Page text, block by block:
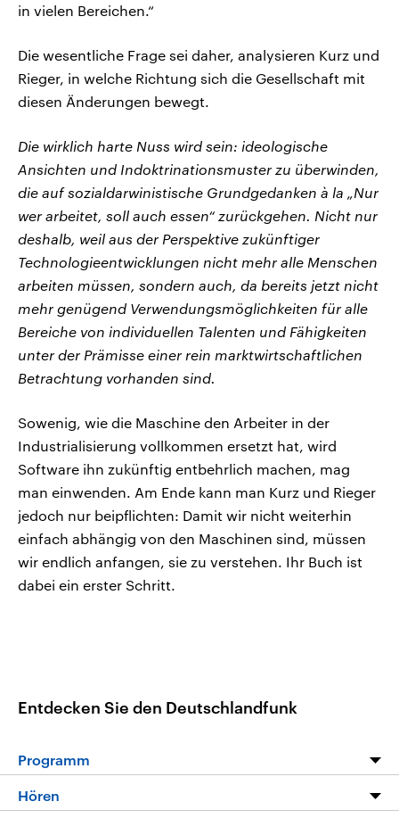
in vielen Bereichen.“
Die wesentliche Frage sei daher, analysieren Kurz und
Rieger, in welche Richtung sich die Gesellschaft mit
diesen Änderungen bewegt.
Die wirklich harte Nuss wird sein: ideologische
Ansichten und Indoktrinationsmuster zu überwinden,
die auf sozialdarwinistische Grundgedanken à la „Nur
wer arbeitet, soll auch essen“ zurückgehen. Nicht nur
deshalb, weil aus der Perspektive zukünftiger
Technologieentwicklungen nicht mehr alle Menschen
arbeiten müssen, sondern auch, da bereits jetzt nicht
mehr genügend Verwendungsmöglichkeiten für alle
Bereiche von individuellen Talenten und Fähigkeiten
unter der Prämisse einer rein marktwirtschaftlichen
Betrachtung vorhanden sind.
Sowenig, wie die Maschine den Arbeiter in der
Industrialisierung vollkommen ersetzt hat, wird
Software ihn zukünftig entbehrlich machen, mag
man einwenden. Am Ende kann man Kurz und Rieger
jedoch nur beipflichten: Damit wir nicht weiterhin
einfach abhängig von den Maschinen sind, müssen
wir endlich anfangen, sie zu verstehen. Ihr Buch ist
dabei ein erster Schritt.
Entdecken Sie den Deutschlandfunk
Programm
Hören